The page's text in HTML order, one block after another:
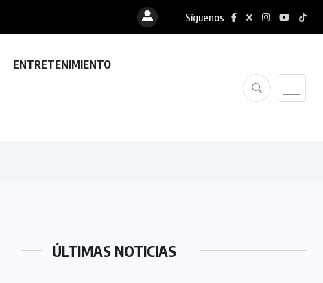
Síguenos
ENTRETENIMIENTO
ÚLTIMAS NOTICIAS